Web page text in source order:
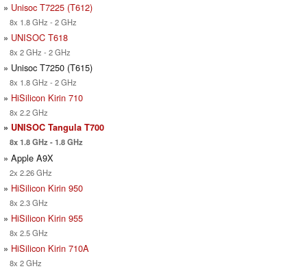
» Unisoc T7225 (T612)
8x 1.8 GHz - 2 GHz
» UNISOC T618
8x 2 GHz - 2 GHz
» Unisoc T7250 (T615)
8x 1.8 GHz - 2 GHz
» HiSilicon Kirin 710
8x 2.2 GHz
» UNISOC Tangula T700
8x 1.8 GHz - 1.8 GHz
» Apple A9X
2x 2.26 GHz
» HiSilicon Kirin 950
8x 2.3 GHz
» HiSilicon Kirin 955
8x 2.5 GHz
» HiSilicon Kirin 710A
8x 2 GHz